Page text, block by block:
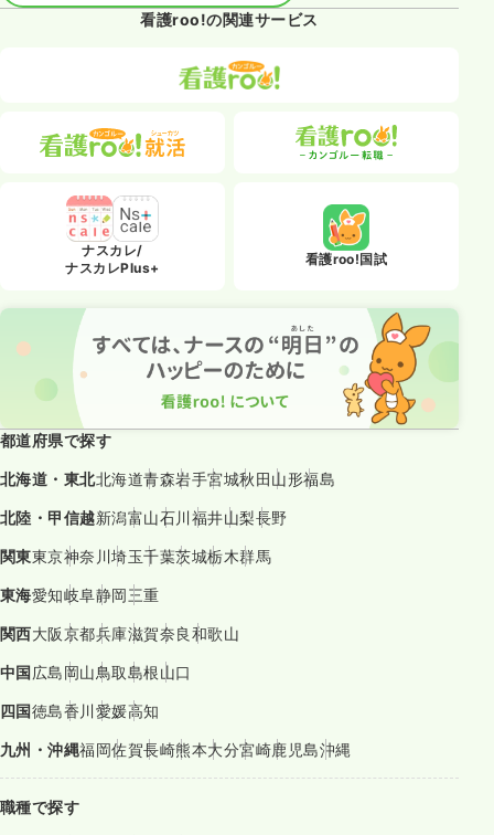
看護roo!の関連サービス
ナスカレ/
ナスカレPlus+
看護roo!国試
都道府県で探す
北海道・東北北海道青森岩手宮城秋田山形福島
北陸・甲信越新潟富山石川福井山梨長野
関東東京神奈川埼玉千葉茨城栃木群馬
東海愛知岐阜静岡三重
関西大阪京都兵庫滋賀奈良和歌山
中国広島岡山鳥取島根山口
四国徳島香川愛媛高知
九州・沖縄福岡佐賀長崎熊本大分宮崎鹿児島沖縄
職種で探す